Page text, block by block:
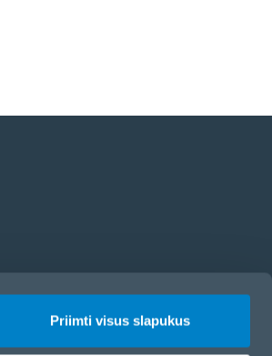
Priimti visus slapukus